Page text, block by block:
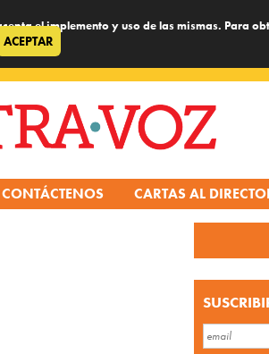
el implemento y uso de las mismas. Para
ACEPTAR
CONTÁCTENOS CARTAS AL